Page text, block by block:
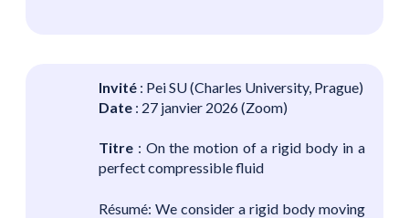
Invité : Pei SU (Charles University, Prague)
Date : 27 janvier 2026 (Zoom)
Titre : On the motion of a rigid body in a
perfect compressible fluid
Résumé: We consider a rigid body moving